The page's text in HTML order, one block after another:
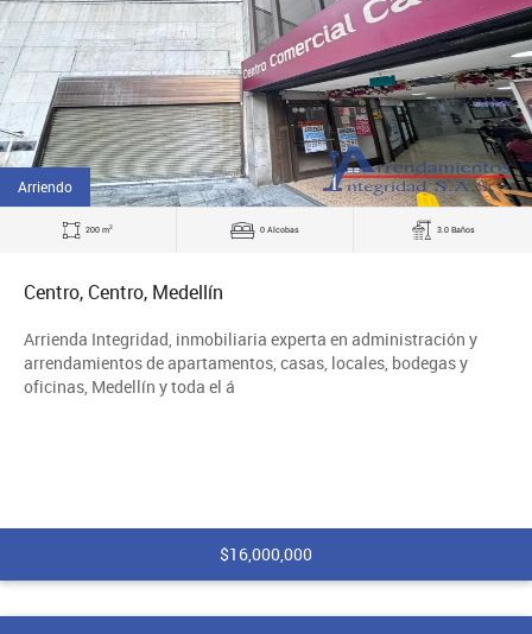
Arriendo
200 m2 0 Alcobas 3.0 Baños
Centro, Centro, Medellín
Arrienda Integridad, inmobiliaria experta en administración y
arrendamientos de apartamentos, casas, locales, bodegas y
oficinas, Medellín y toda el á
$16,000,000